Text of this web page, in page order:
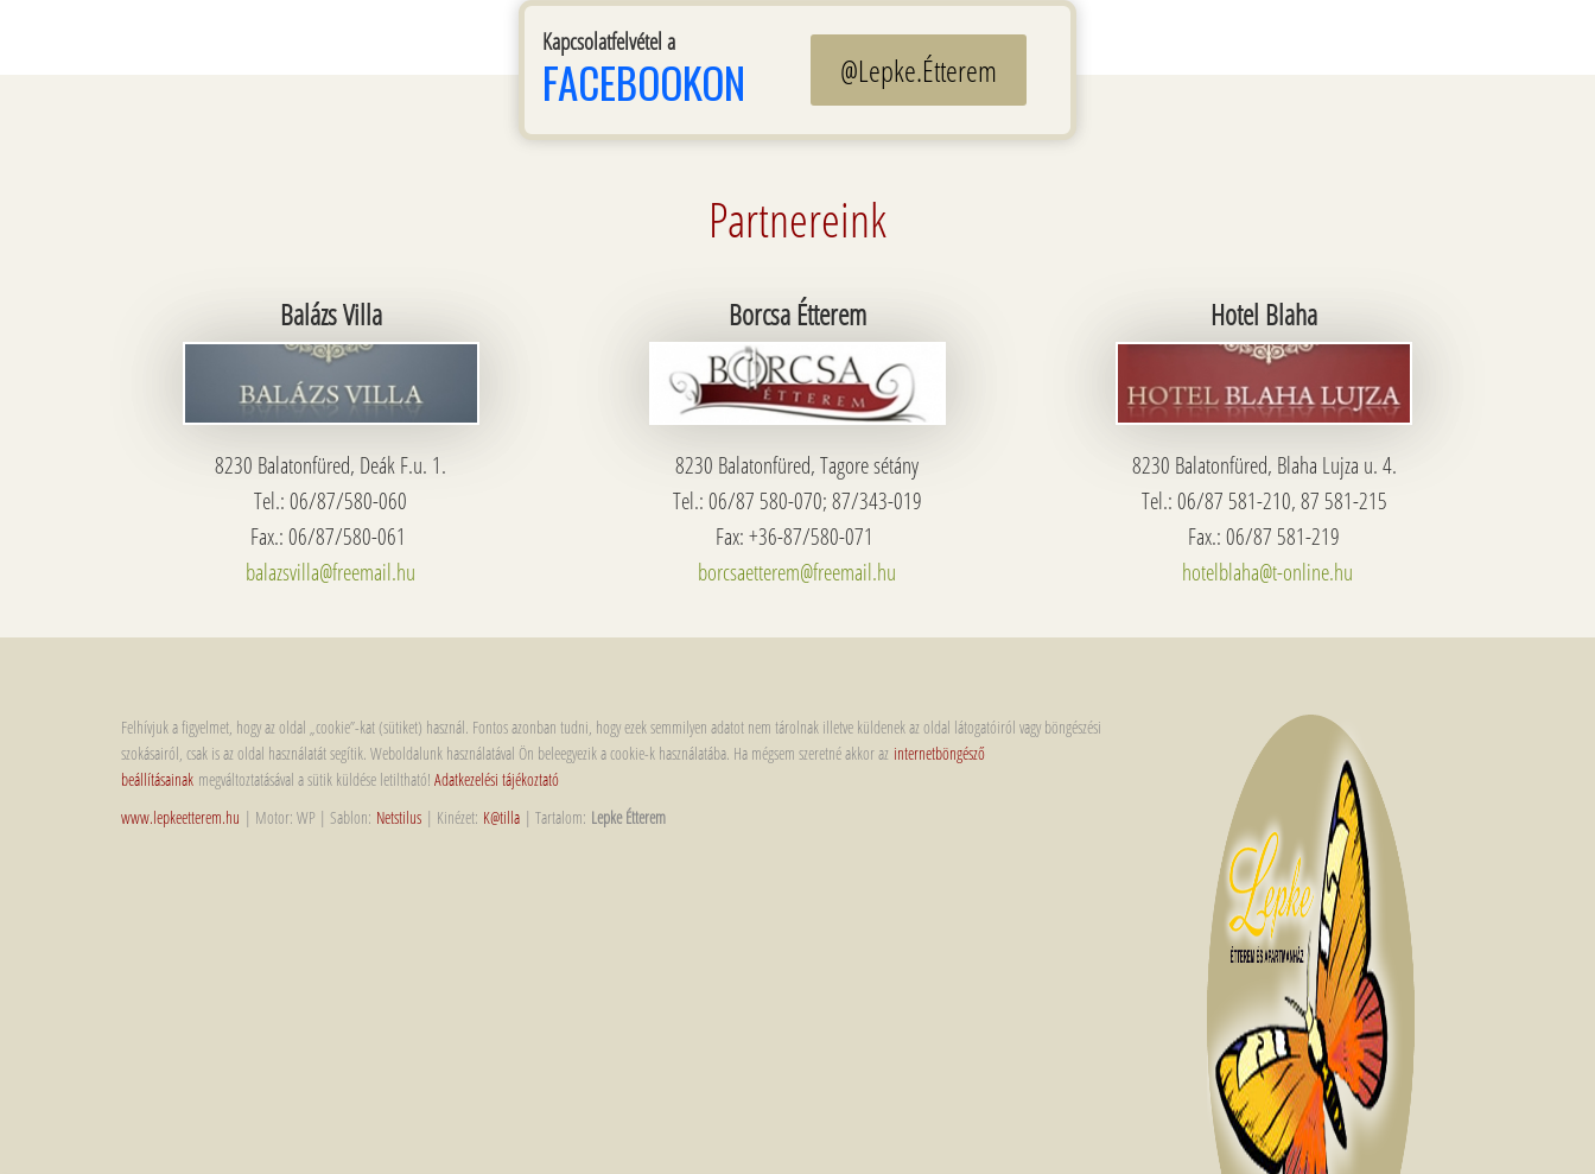
Kapcsolatfelvétel a
FACEBOOKON @Lepke.Étterem
Partnereink
Balázs Villa
8230 Balatonfüred, Deák F.u. 1.
Tel.: 06/87/580-060
Fax.: 06/87/580-061
balazsvilla@freemail.hu
Borcsa Étterem
8230 Balatonfüred, Tagore sétány
Tel.: 06/87 580-070; 87/343-019
Fax: +36-87/580-071
borcsaetterem@freemail.hu
Hotel Blaha
8230 Balatonfüred, Blaha Lujza u. 4.
Tel.: 06/87 581-210, 87 581-215
Fax.: 06/87 581-219
hotelblaha@t-online.hu
Felhívjuk a figyelmet, hogy az oldal „cookie”-kat (sütiket) használ. Fontos azonban tudni, hogy ezek semmilyen adatot nem tárolnak illetve küldenek az oldal látogatóiról vagy böngészési
szokásairól, csak is az oldal használatát segítik. Weboldalunk használatával Ön beleegyezik a cookie-k használatába. Ha mégsem szeretné akkor az internetböngésző
beállításainak megváltoztatásával a sütik küldése letiltható! Adatkezelési tájékoztató
www.lepkeetterem.hu | Motor: WP | Sablon: Netstilus | Kinézet: K@tilla | Tartalom: Lepke Étterem